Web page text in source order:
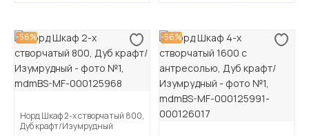
-56%
Норд Шкаф 2-х створчатый 800,
Дуб крафт/Изумрудный
-56%